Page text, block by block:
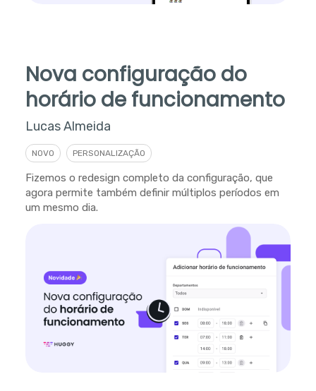
Nova configuração do
horário de funcionamento
Lucas Almeida
NOVO PERSONALIZAÇÃO
Fizemos o redesign completo da configuração, que
agora permite também definir múltiplos períodos em
um mesmo dia.